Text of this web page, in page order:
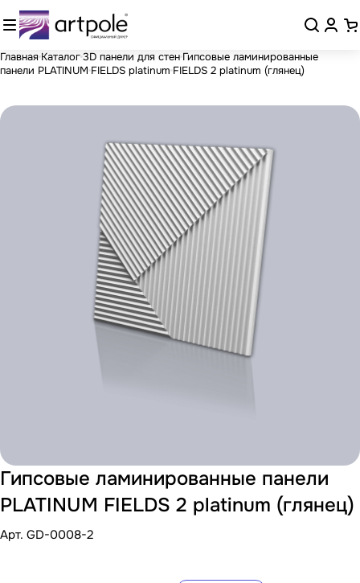
Главная Каталог3D панели для стен Гипсовые ламинированные
панели PLATINUM FIELDS platinum FIELDS 2 platinum (глянец)
Гипсовые ламинированные панели
PLATINUM FIELDS 2 platinum (глянец)
Арт. GD-0008-2